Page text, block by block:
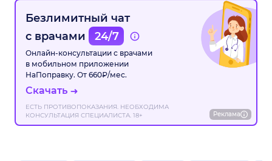
Безлимитный чат
с врачами
24/7
Онлайн-консультации с врачами
в мобильном приложении
НаПоправку. От 660₽/мес.
Скачать
ЕСТЬ ПРОТИВОПОКАЗАНИЯ. НЕОБХОДИМА
КОНСУЛЬТАЦИЯ СПЕЦИАЛИСТА. 18+
Реклама